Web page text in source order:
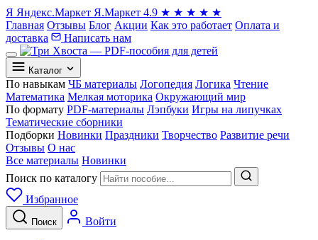
Я Яндекс.Маркет Я.Маркет 4.9 ★ ★ ★ ★ ★
Главная Отзывы Блог Акции Как это работает Оплата и
доставка
Написать нам
Каталог
По навыкам ЧБ материалы Логопедия Логика Чтение
Математика Мелкая моторика Окружающий мир
По формату PDF-материалы Лэпбуки Игры на липучках
Тематические сборники
Подборки Новинки Праздники Творчество Развитие речи
Отзывы О нас
Все материалы Новинки
Поиск по каталогу
Избранное
Поиск Войти